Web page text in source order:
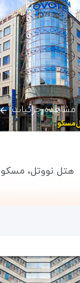
مشاهده جزئیات
هتل نووتل، مسکو